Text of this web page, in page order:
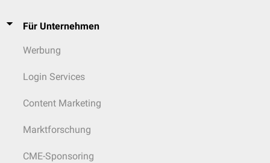
Für Unternehmen
Werbung
Login Services
Content Marketing
Marktforschung
CME-Sponsoring